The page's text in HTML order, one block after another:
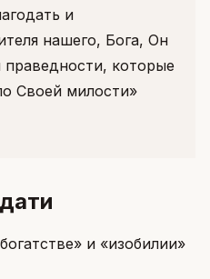
и
нашего, Бога, Он
которые
Своей милости»
и «изобилии»